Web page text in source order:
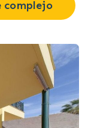
complejo